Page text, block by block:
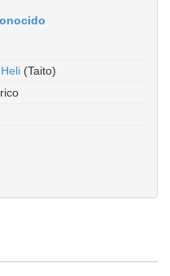
(Taito)